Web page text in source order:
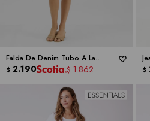
Falda De Denim Tubo A La
Rodilla -ONE 5 ONE
$ 2.190 $ 1.862 $